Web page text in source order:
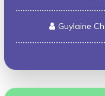
Guylaine